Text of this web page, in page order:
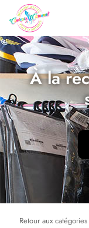
À la
Retour aux